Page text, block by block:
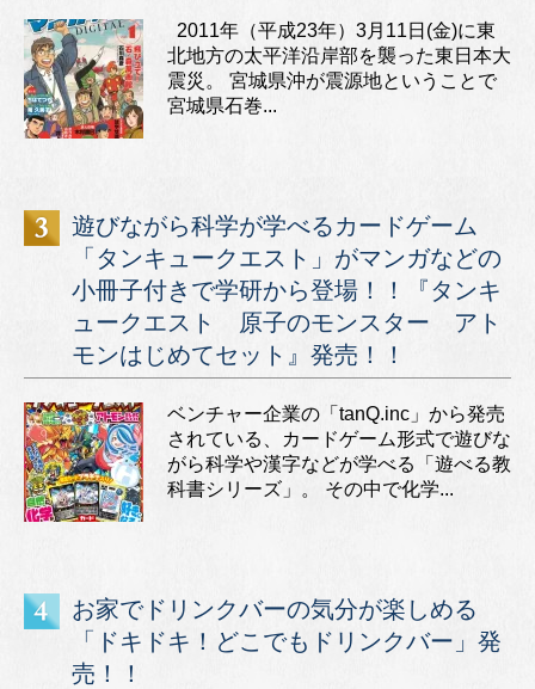
2011年（平成23年）3月11日(金)に東
北地方の太平洋沿岸部を襲った東日本大
震災。 宮城県沖が震源地ということで
宮城県石巻...
遊びながら科学が学べるカードゲーム
「タンキュークエスト」がマンガなどの
小冊子付きで学研から登場！！『タンキ
ュークエスト 原子のモンスター アト
モンはじめてセット』発売！！
ベンチャー企業の「tanQ.inc」から発売
されている、カードゲーム形式で遊びな
がら科学や漢字などが学べる「遊べる教
科書シリーズ」。 その中で化学...
お家でドリンクバーの気分が楽しめる
「ドキドキ！どこでもドリンクバー」発
売！！